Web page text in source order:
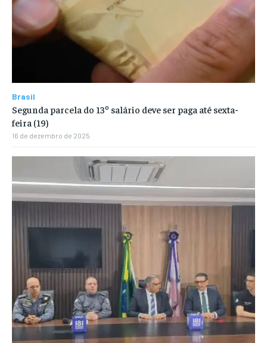
Brasil
Segunda parcela do 13º salário deve ser paga até sexta-
feira (19)
16 de dezembro de 2025